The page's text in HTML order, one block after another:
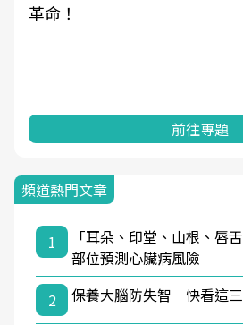
革命！
前往專題
頻道熱門文章
1
「耳朵、印堂、山根、唇
部位預測心臟病風險
2
保養大腦防失智 快看這